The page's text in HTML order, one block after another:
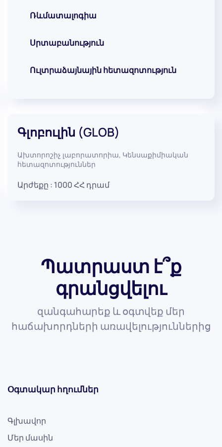
Ռևմատալոգիա
Սրտաբանություն
Ուլտրաձայնային հետազոտություն
Գլոբուլին (GLOB)
Ախտորոշիչ լաբորատորիա, Կենսաքիմիական
հետազոտություններ
Արժեքը : 1000ՀՀ դրամ
Պատրաստ է՞ք
գրանցվելու
զանգահարեք և օգտվեք մեր
հաճախորդների առավելություններից
Օգտակար հղումներ
Գլխավոր
Մեր մասին